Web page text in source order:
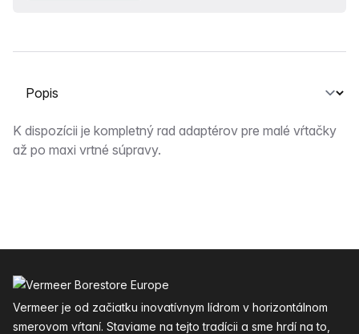
Vyberte kartu
Popis
K dispozícii je kompletný rad adaptérov pre malé vŕtačky
až po maxi vrtné súpravy.
Vermeer je od začiatku inovatívnym lídrom v horizontálnom
smerovom vŕtaní. Staviame na tejto tradícii a sme hrdí na to,